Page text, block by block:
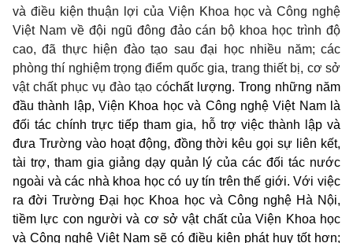
và điều kiện thuận lợi của Viện Khoa học và Công nghệ
Việt Nam về đội ngũ đông đảo cán bộ khoa học trình độ
cao, đã thực hiện đào tạo sau đại học nhiều năm; các
phòng thí nghiệm trọng điểm quốc gia, trang thiết bị, cơ sở
vật chất phục vụ đào tạo cóchất lượng. Trong những năm
đầu thành lập, Viện Khoa học và Công nghệ Việt Nam là
đối tác chính trực tiếp tham gia, hỗ trợ việc thành lập và
đưa Trường vào hoạt động, đồng thời kêu gọi sự liên kết,
tài trợ, tham gia giảng dạy quản lý của các đối tác nước
ngoài và các nhà khoa học có uy tín trên thế giới. Với việc
ra đời Trường Đại học Khoa học và Công nghệ Hà Nội,
tiềm lực con người và cơ sở vật chất của Viện Khoa học
và Công nghệ Việt Nam sẽ có điều kiện phát huy tốt hơn;